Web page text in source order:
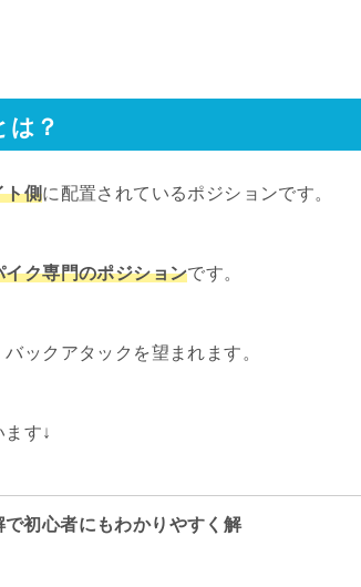
は？
ト側に配置されているポジションです。
イク専門のポジションです。
ックアタックを望まれます。
す↓
初心者にもわかりやすく解